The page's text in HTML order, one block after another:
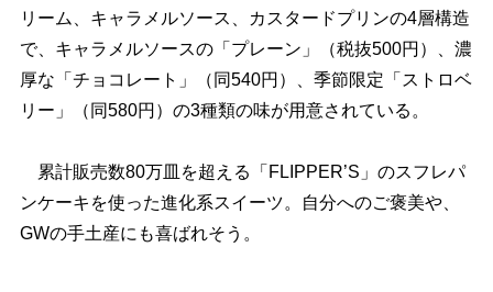
リーム、キャラメルソース、カスタードプリンの4層構造
で、キャラメルソースの「プレーン」（税抜500円）、濃
厚な「チョコレート」（同540円）、季節限定「ストロベ
リー」（同580円）の3種類の味が用意されている。
累計販売数80万皿を超える「FLIPPER’S」のスフレパ
ンケーキを使った進化系スイーツ。自分へのご褒美や、
GWの手土産にも喜ばれそう。